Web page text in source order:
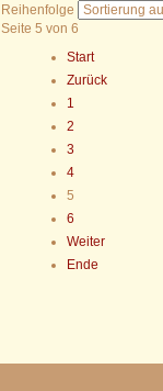
Reihenfolge
Seite 5 von 6
Start
Zurück
1
2
3
4
5
6
Weiter
Ende